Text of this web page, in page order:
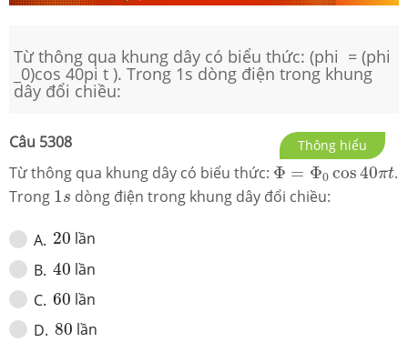
Từ thông qua khung dây có biểu thức: (phi = (phi
_0)cos 40pi t ). Trong 1s dòng điện trong khung
dây đổi chiều:
Câu 5308 Thông hiểu
Từ thông qua khung dây có biểu thức: Φ = Φ0 cos40πt
Φ=Φ0cos40πt .
Trong 1s
1 s dòng điện trong khung dây đổi chiều:
A. 20
20 lần
B. 40
40 lần
C. 60
60 lần
D. 80
80 lần